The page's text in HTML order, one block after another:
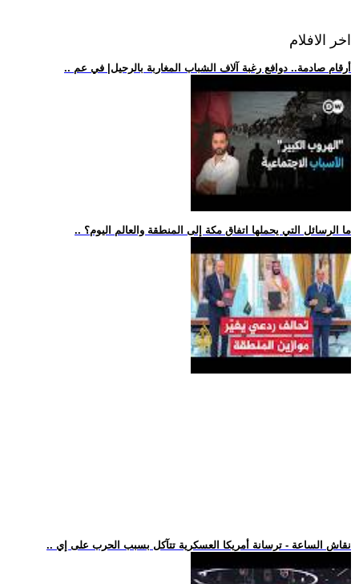
اخر الافلام
.. أرقام صادمة.. دوافع رغبة آلاف الشباب المغاربة بالرحيل| في عم
.. ما الرسائل التي يحملها اتفاق مكة إلى المنطقة والعالم اليوم؟
.. نقاش الساعة - ترسانة أمريكا العسكرية تتآكل بسبب الحرب على إي